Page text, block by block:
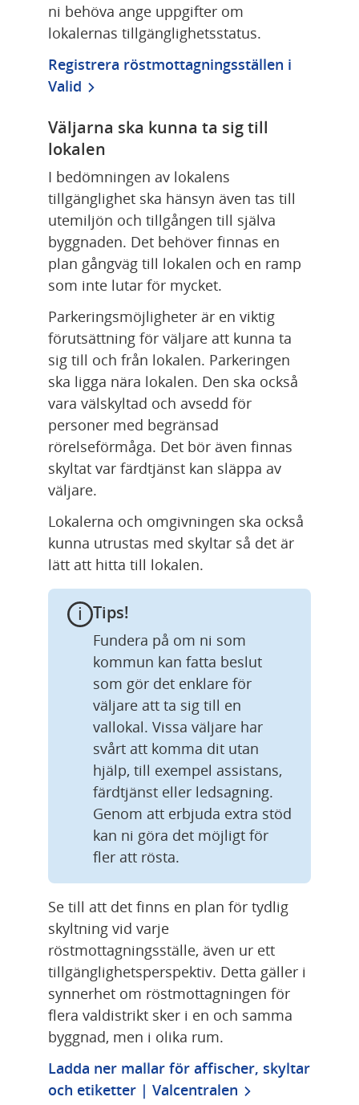
ni behöva ange uppgifter om
lokalernas tillgänglighetsstatus.
Registrera röstmottagningsställen i
Valid
Väljarna ska kunna ta sig till
lokalen
I bedömningen av lokalens
tillgänglighet ska hänsyn även tas till
utemiljön och tillgången till själva
byggnaden. Det behöver finnas en
plan gångväg till lokalen och en ramp
som inte lutar för mycket.
Parkeringsmöjligheter är en viktig
förutsättning för väljare att kunna ta
sig till och från lokalen. Parkeringen
ska ligga nära lokalen. Den ska också
vara välskyltad och avsedd för
personer med begränsad
rörelseförmåga. Det bör även finnas
skyltat var färdtjänst kan släppa av
väljare.
Lokalerna och omgivningen ska också
kunna utrustas med skyltar så det är
lätt att hitta till lokalen.
Tips!
Fundera på om ni som
kommun kan fatta beslut
som gör det enklare för
väljare att ta sig till en
vallokal. Vissa väljare har
svårt att komma dit utan
hjälp, till exempel assistans,
färdtjänst eller ledsagning.
Genom att erbjuda extra stöd
kan ni göra det möjligt för
fler att rösta.
Se till att det finns en plan för tydlig
skyltning vid varje
röstmottagningsställe, även ur ett
tillgänglighetsperspektiv. Detta gäller i
synnerhet om röstmottagningen för
flera valdistrikt sker i en och samma
byggnad, men i olika rum.
Ladda ner mallar för affischer, skyltar
och etiketter | Valcentralen